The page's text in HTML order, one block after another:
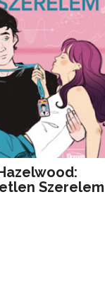
Szerelem